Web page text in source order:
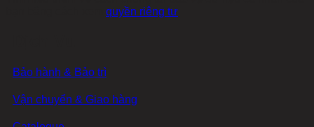
quyền riêng tư
Bảo hành & Bảo trì
Vận chuyển & Giao hàng